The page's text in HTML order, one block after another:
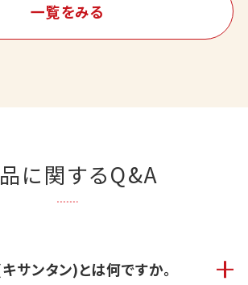
一覧をみる
に関するQ&A
サンタン)とは何ですか。